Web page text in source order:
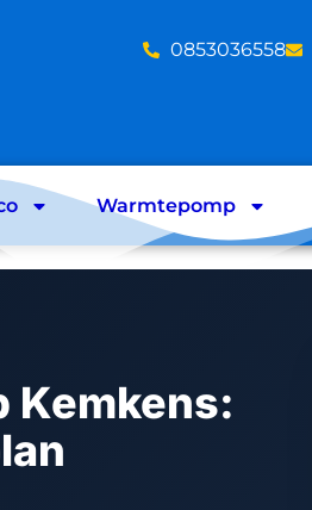
‪0853036558
Warmtepomp
Kemkens: